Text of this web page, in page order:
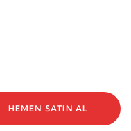
HEMEN SATIN AL